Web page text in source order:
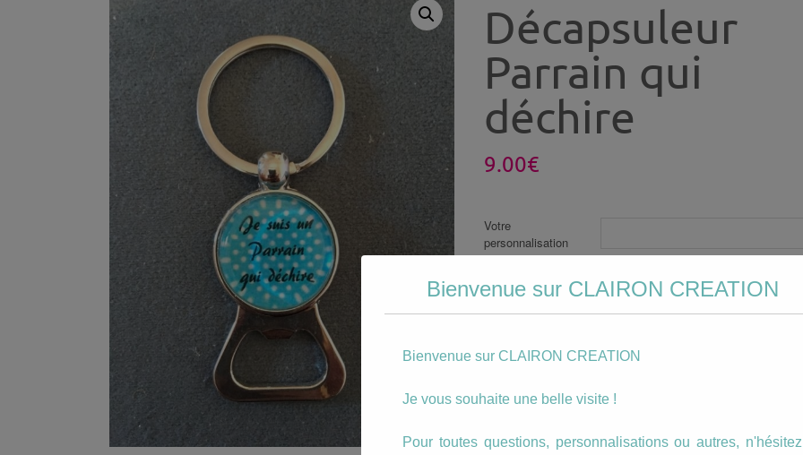
Décapsuleur
Parrain qui
déchire
9.00€
Votre
personnalisation
Photo personnalisée
de
Décapsuleur
qui
Catégories :Décapsuleurs
Bienvenue sur CLAIRON CREATION
Bienvenue sur CLAIRON CREATION
Je vous souhaite une belle visite !
Pour toutes questions, personnalisations ou autres, n'hésitez